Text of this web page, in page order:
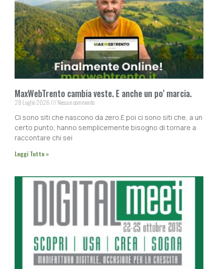
MaxWebTrento cambia veste. E anche un po’ marcia.
28 Luglio 2026 Nessun commento
Ci sono siti che nascono da zero.E poi ci sono siti che, a un
certo punto, hanno semplicemente bisogno di tornare a
raccontare chi sei
Leggi Tutto »